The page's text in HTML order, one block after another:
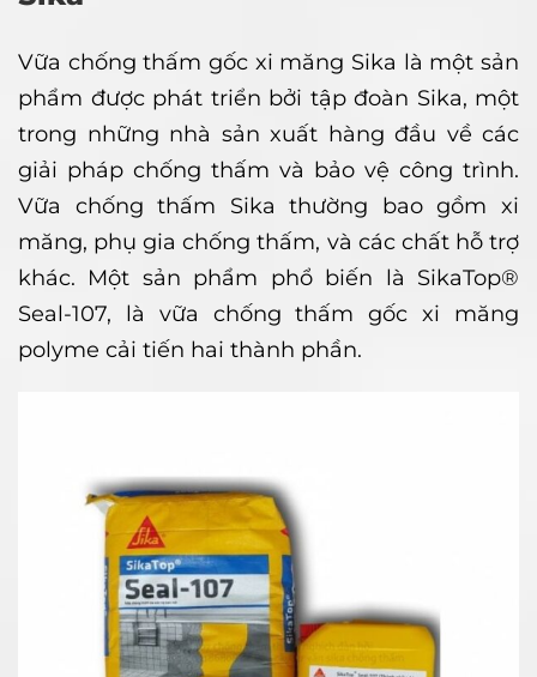
Vữa chống thấm gốc xi măng Sika là một sản
phẩm được phát triển bởi tập đoàn Sika, một
trong những nhà sản xuất hàng đầu về các
giải pháp chống thấm và bảo vệ công trình.
Vữa chống thấm Sika thường bao gồm xi
măng, phụ gia chống thấm, và các chất hỗ trợ
khác. Một sản phẩm phổ biến là SikaTop®
Seal-107, là vữa chống thấm gốc xi măng
polyme cải tiến hai thành phần.